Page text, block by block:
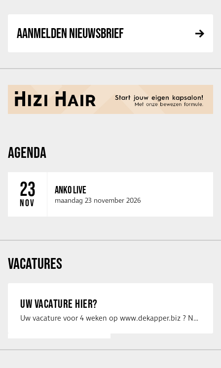
AANMELDEN NIEUWSBRIEF
AGENDA
23
NOV
ANKO LIVE
maandag 23 november 2026
VACATURES
UW VACATURE HIER?
Uw vacature voor 4 weken op www.dekapper.biz ? Neem dan contact op met Maaike …